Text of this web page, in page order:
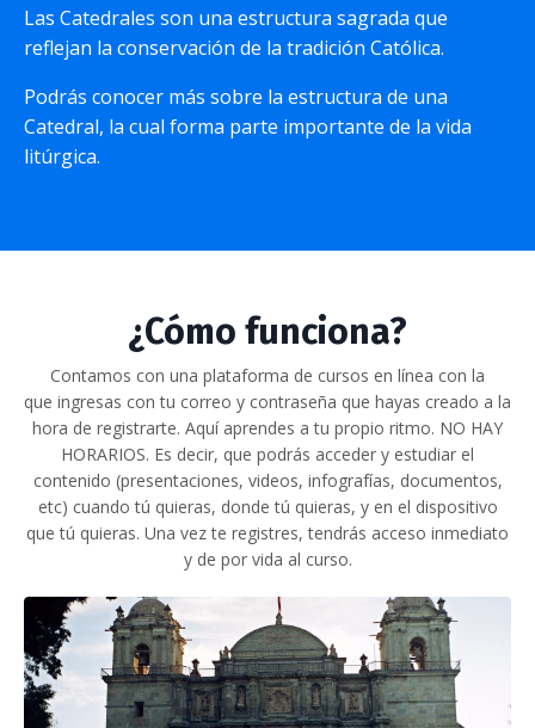
Las Catedrales son una estructura sagrada que
reflejan la conservación de la tradición Católica.
Podrás conocer más sobre la estructura de una
Catedral, la cual forma parte importante de la vida
litúrgica.
¿Cómo funciona?
Contamos con una plataforma de cursos en línea con la
que ingresas con tu correo y contraseña que hayas creado a la
hora de registrarte. Aquí aprendes a tu propio ritmo. NO HAY
HORARIOS. Es decir, que podrás acceder y estudiar el
contenido (presentaciones, videos, infografías, documentos,
etc) cuando tú quieras, donde tú quieras, y en el dispositivo
que tú quieras. Una vez te registres, tendrás acceso inmediato
y de por vida al curso.